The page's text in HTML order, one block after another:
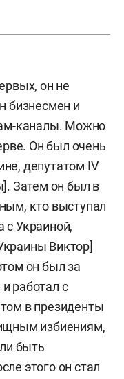
он не
бизнесмен и
каналы. Можно
Он был очень
депутатом IV
Затем он был в
кто выступал
с Украиной,
Виктор]
он был за
работал с
в президенты
избиениям,
быть
этого он стал